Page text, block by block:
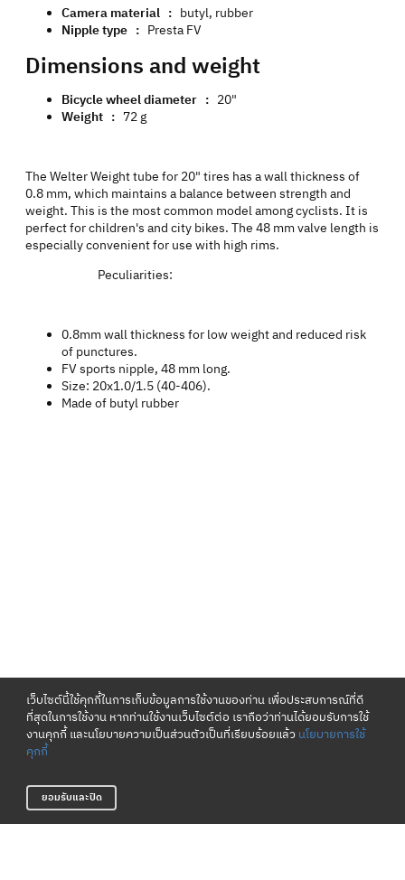
เว็บไซต์นี้ใช้คุกกี้ในการเก็บข้อมูลการใช้งานของท่าน เพื่อประสบการณ์ที่ดี
ที่สุดในการใช้งาน หากท่านใช้งานเว็บไซต์ต่อ เราถือว่าท่านได้ยอมรับการใช้
งานคุกกี้ และนโยบายความเป็นส่วนตัวเป็นที่เรียบร้อยแล้ว นโยบายการใช้
คุกกี้
ยอมรับและปิด
Camera material : butyl, rubber
Nipple type : Presta FV
Dimensions and weight
Bicycle wheel diameter : 20"
Weight : 72 g
The Welter Weight tube for 20" tires has a wall thickness of
0.8 mm, which maintains a balance between strength and
weight. This is the most common model among cyclists. It is
perfect for children's and city bikes. The 48 mm valve length is
especially convenient for use with high rims.
Peculiarities:
0.8mm wall thickness for low weight and reduced risk
of punctures.
FV sports nipple, 48 mm long.
Size: 20x1.0/1.5 (40-406).
Made of butyl rubber